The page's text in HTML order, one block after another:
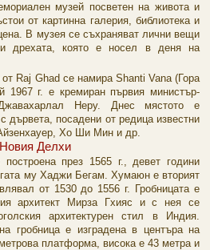
музей посветен на живота и
от картинна галерия, библиотека и
В музея се съхраняват лични вещи
дрехата, която е носел в деня на
Raj Ghad се намира Shanti Vana (Гора
1967 г. е кремиран първия министър-
Неру. Днес мястото е
дървета, посадени от редица известни
Хо Ши Мин и др.
Делхи
през 1565 г., девет години
му Хаджи Бегам. Хумаюн е вторият
от 1530 до 1556 г. Гробницата е
архитект Мирза Гхияс и с нея се
архитектурен стил в Индия.
гробница е изградена в центъра на
платформа, висока е 43 метра и